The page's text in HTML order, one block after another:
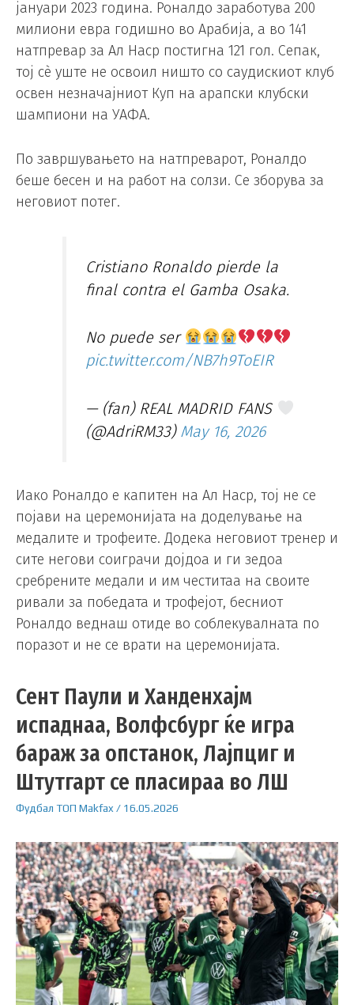
јануари 2023 година. Роналдо заработува 200
милиони евра годишно во Арабија, а во 141
натпревар за Ал Наср постигна 121 гол. Сепак,
тој сè уште не освоил ништо со саудискиот клуб
освен незначајниот Куп на арапски клубски
шампиони на УАФА.
По завршувањето на натпреварот, Роналдо
беше бесен и на работ на солзи. Се зборува за
неговиот потег.
Cristiano Ronaldo pierde la
final contra el Gamba Osaka.
No puede ser
pic.twitter.com/NB7h9ToEIR
— (fan) REAL MADRID FANS
(@AdriRM33) May 16, 2026
Иако Роналдо е капитен на Ал Наср, тој не се
појави на церемонијата на доделување на
медалите и трофеите. Додека неговиот тренер и
сите негови соиграчи дојдоа и ги зедоа
сребрените медали и им честитаа на своите
ривали за победата и трофејот, бесниот
Роналдо веднаш отиде во соблекувалната по
поразот и не се врати на церемонијата.
Сент Паули и Ханденхајм
испаднаа, Волфсбург ќе игра
бараж за опстанок, Лајпциг и
Штутгарт се пласираа во ЛШ
Фудбал ТОП Makfax/ 16.05.2026